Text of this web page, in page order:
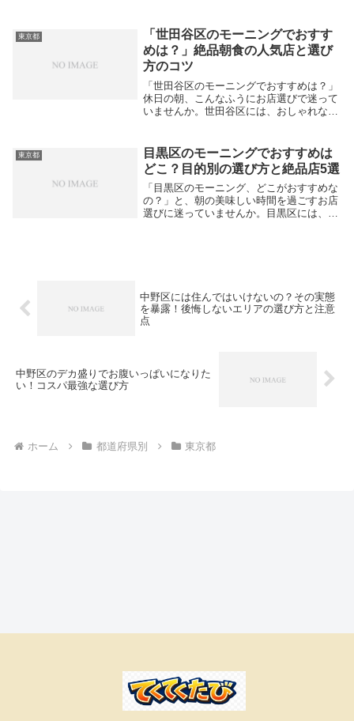
多数存在します。家賃が高いエリアであり
ながら、利益度外視...
東京都
「世田谷区のモーニングでおすす
めは？」絶品朝食の人気店と選び
方のコツ
「世田谷区のモーニングでおすすめは？」
休日の朝、こんなふうにお店選びで迷って
いませんか。世田谷区には、おしゃれなカ
く揃っています。三軒茶屋や経堂など、各
エリアに特...
東京都
目黒区のモーニングでおすすめは
どこ？目的別の選び方と絶品店5選
「目黒区のモーニング、どこがおすすめな
の？」と、朝の美味しい時間を過ごすお店
選びに迷っていませんか。目黒区には、早
中野区には住んではいけないの？その実態
を暴露！後悔しないエリアの選び方と注意
点
中野区のデカ盛りでお腹いっぱいになりた
い！コスパ最強な選び方
ホーム 都道府県別 東京都